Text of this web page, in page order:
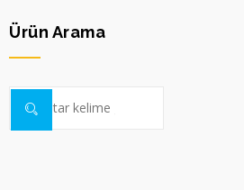
Ürün Arama